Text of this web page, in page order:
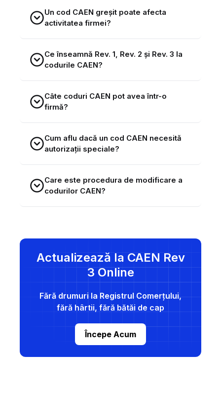
Un cod CAEN greșit poate afecta
activitatea firmei?
Ce înseamnă Rev. 1, Rev. 2 și Rev. 3 la
codurile CAEN?
corespondență CAEN
Câte coduri CAEN pot avea într-o
firmă?
Cum aflu dacă un cod CAEN necesită
autorizații speciale?
Care este procedura de modificare a
codurilor CAEN?
Actualizează la CAEN Rev
3 Online
Fără drumuri la Registrul Comerțului,
fără hârtii, fără bătăi de cap
Începe Acum